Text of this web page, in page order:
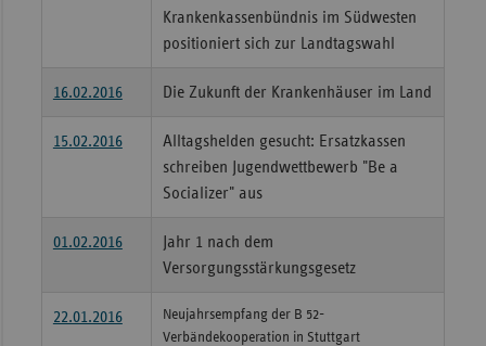
Krankenkassenbündnis im Südwesten
positioniert sich zur Landtagswahl
16.02.2016 Die Zukunft der Krankenhäuser im Land
15.02.2016
Alltagshelden gesucht: Ersatzkassen
schreiben Jugendwettbewerb "Be a
Socializer" aus
01.02.2016
Jahr 1 nach dem
Versorgungsstärkungsgesetz
22.01.2016
Neujahrsempfang der B 52-
Verbändekooperation in Stuttgart